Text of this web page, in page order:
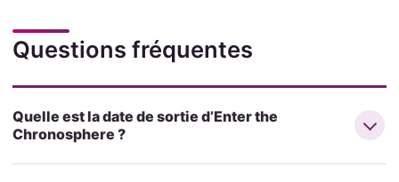
Questions fréquentes
Quelle est la date de sortie d’Enter the
Chronosphere ?